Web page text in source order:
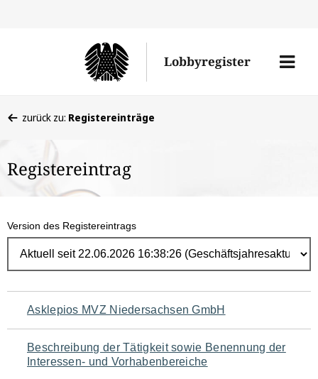
Lobbyregister
Menü
befinden
hier:
zurück zu: Registereinträge
Registereintrag
Version des Registereintrags
Navigation
für
den
Asklepios MVZ Niedersachsen GmbH
Beschreibung der Tätigkeit sowie Benennung der
Interessen- und Vorhabenbereiche